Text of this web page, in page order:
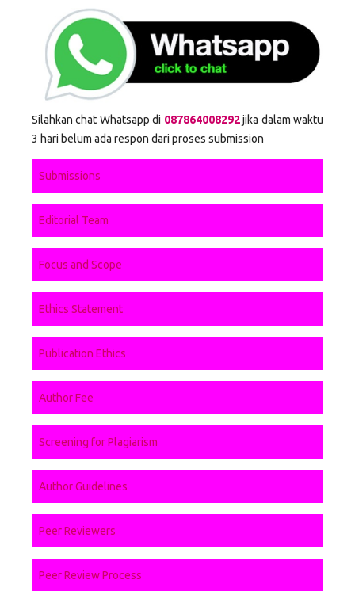
Silahkan chat Whatsapp di 087864008292jika dalam waktu
3 hari belum ada respon dari proses submission
Submissions
Editorial Team
Focus and Scope
Ethics Statement
Publication Ethics
Author Fee
Screening for Plagiarism
Author Guidelines
Peer Reviewers
Peer Review Process